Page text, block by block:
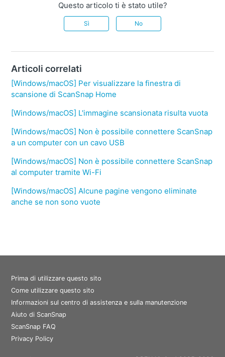
Questo articolo ti è stato utile?
Sì No
Articoli correlati
[Windows/macOS] Per visualizzare la finestra di
scansione di ScanSnap Home
[Windows/macOS] L'immagine scansionata risulta vuota
[Windows/macOS] Non è possibile connettere ScanSnap
a un computer con un cavo USB
[Windows/macOS] Non è possibile connettere ScanSnap
al computer tramite Wi-Fi
[Windows/macOS] Alcune pagine vengono eliminate
anche se non sono vuote
Prima di utilizzare questo sito
Come utilizzare questo sito
Informazioni sul centro di assistenza e sulla manutenzione
Aiuto di ScanSnap
ScanSnap FAQ
Privacy Policy